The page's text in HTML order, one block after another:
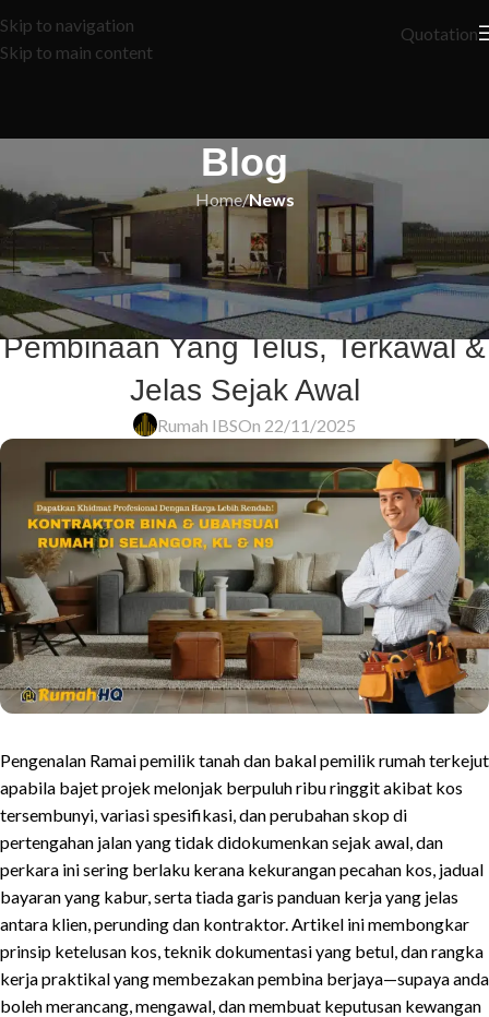
Skip to navigation
Skip to main content
Quotation
Blog
Home/News
NEWS
Harga Rumah Tak ‘Terlajak’: 8
Strategi Emas Untuk Dapatkan Kos
Pembinaan Yang Telus, Terkawal &
Jelas Sejak Awal
Rumah IBSOn 22/11/2025
Pengenalan Ramai pemilik tanah dan bakal pemilik rumah terkejut
apabila bajet projek melonjak berpuluh ribu ringgit akibat kos
tersembunyi, variasi spesifikasi, dan perubahan skop di
pertengahan jalan yang tidak didokumenkan sejak awal, dan
perkara ini sering berlaku kerana kekurangan pecahan kos, jadual
bayaran yang kabur, serta tiada garis panduan kerja yang jelas
antara klien, perunding dan kontraktor. Artikel ini membongkar
prinsip ketelusan kos, teknik dokumentasi yang betul, dan rangka
kerja praktikal yang membezakan pembina berjaya—supaya anda
boleh merancang, mengawal, dan membuat keputusan kewangan